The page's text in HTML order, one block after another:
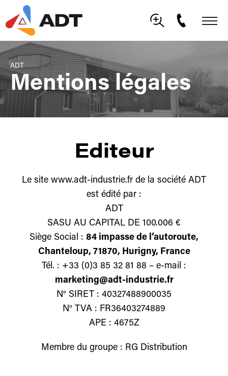
ADT
Mentions légales
Editeur
Le site www.adt-industrie.fr de la société ADT
est édité par :
ADT
SASU AU CAPITAL DE 100.006 €
Siège Social : 84 impasse de l’autoroute,
Chanteloup, 71870, Hurigny, France
Tél. : +33 (0)3 85 32 81 88 – e-mail :
marketing@adt-industrie.fr
N° SIRET : 40327488900035
N° TVA : FR36403274889
APE : 4675Z
Membre du groupe : RG Distribution